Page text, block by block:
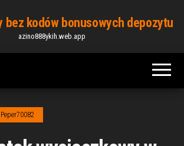
bez kodów bonusowych depozytu
azino888ykih.web.app
Peper70082